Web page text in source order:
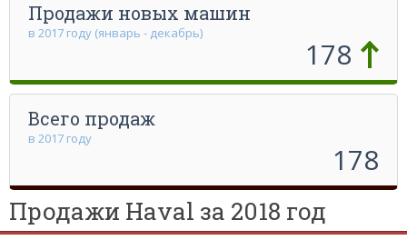
Продажи новых машин
в 2017 году (январь - декабрь)
178
Всего продаж
в 2017 году
178
Продажи Haval за 2018 год